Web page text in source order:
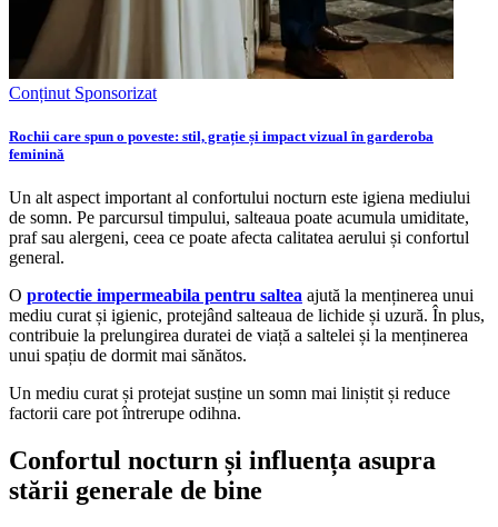
Conținut Sponsorizat
Rochii care spun o poveste: stil, grație și impact vizual în garderoba
feminină
Un alt aspect important al confortului nocturn este igiena mediului
de somn. Pe parcursul timpului, salteaua poate acumula umiditate,
praf sau alergeni, ceea ce poate afecta calitatea aerului și confortul
general.
O protectie impermeabila pentru saltea ajută la menținerea unui
mediu curat și igienic, protejând salteaua de lichide și uzură. În plus,
contribuie la prelungirea duratei de viață a saltelei și la menținerea
unui spațiu de dormit mai sănătos.
Un mediu curat și protejat susține un somn mai liniștit și reduce
factorii care pot întrerupe odihna.
Confortul nocturn și influența asupra
stării generale de bine